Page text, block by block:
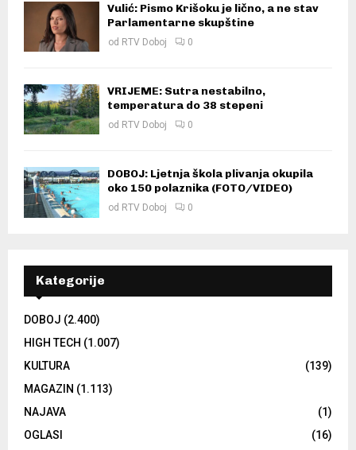
Vulić: Pismo Krišoku je lično, a ne stav
Parlamentarne skupštine
od RTV Doboj 0
VRIJEME: Sutra nestabilno,
temperatura do 38 stepeni
od RTV Doboj 0
DOBOJ: Ljetnja škola plivanja okupila
oko 150 polaznika (FOTO/VIDEO)
od RTV Doboj 0
Kategorije
DOBOJ (2.400)
HIGH TECH (1.007)
KULTURA
(139)
MAGAZIN (1.113)
NAJAVA
(1)
OGLASI
(16)